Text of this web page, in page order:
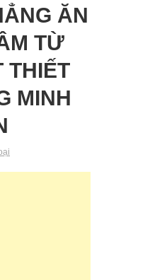
ĂN
TỪ
THIẾT
MINH